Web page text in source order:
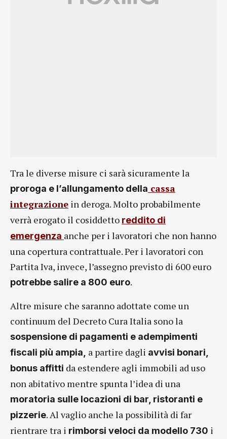
Tra le diverse misure ci sarà sicuramente la
proroga e l’allungamento della cassa
integrazione in deroga. Molto probabilmente
verrà erogato il cosiddetto reddito di
emergenza anche per i lavoratori che non hanno
una copertura contrattuale. Per i lavoratori con
Partita Iva, invece, l’assegno previsto di 600 euro
potrebbe salire a 800 euro.
Altre misure che saranno adottate come un
continuum del Decreto Cura Italia sono la
sospensione di pagamenti e adempimenti
fiscali più ampia, a partire dagli avvisi bonari,
bonus affitti da estendere agli immobili ad uso
non abitativo mentre spunta l’idea di una
moratoria sulle locazioni di bar, ristoranti e
pizzerie. Al vaglio anche la possibilità di far
rientrare tra i rimborsi veloci da modello 730 i